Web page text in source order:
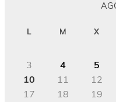
L M X
3
4 5
10
11 12
17
18 19